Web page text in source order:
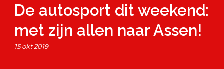
De autosport dit weekend:
met zijn allen naar Assen!
15 okt 2019